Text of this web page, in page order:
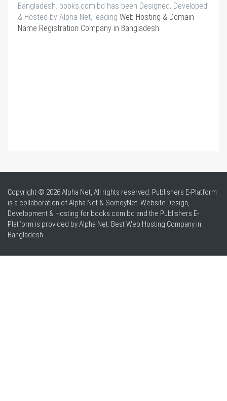
Bangladesh. books.com.bd has been Designed, Developed
& Hosted by Alpha Net, leading Web Hosting & Domain
Name Registration Company in Bangladesh
Copyright © 2026 Alpha Net, All rights reserved. Publishers E-Platform
is a collaboration of Alpha Net & SomoyNet. Website Design,
Development & Hosting for books.com.bd and the Publishers E-
Platform is provided by Alpha Net. BestWeb Hosting Company in
Bangladesh.